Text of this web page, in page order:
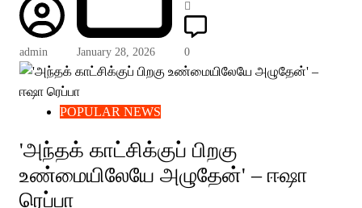
admin January 28, 2026 0
POPULAR NEWS
'அந்தக் காட்சிக்குப் பிறகு
உண்மையிலேயே அழுதேன்' – ஈஷா
ரெப்பா